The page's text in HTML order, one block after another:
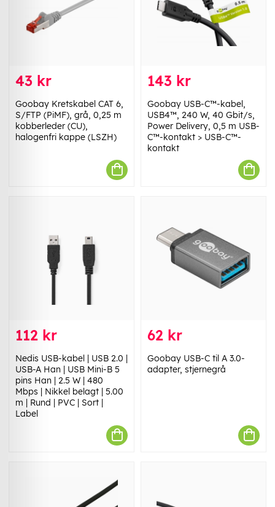
43 kr
Goobay Kretskabel CAT 6,
S/FTP (PiMF), grå, 0,25 m
kobberleder (CU),
halogenfri kappe (LSZH)
143 kr
Goobay USB-C™-kabel,
USB4™, 240 W, 40 Gbit/s,
Power Delivery, 0,5 m USB-
C™-kontakt > USB-C™-
kontakt
112 kr
Nedis USB-kabel | USB 2.0 |
USB-A Han | USB Mini-B 5
pins Han | 2.5 W | 480
Mbps | Nikkel belagt | 5.00
m | Rund | PVC | Sort |
Label
62 kr
Goobay USB-C til A 3.0-
adapter, stjernegrå